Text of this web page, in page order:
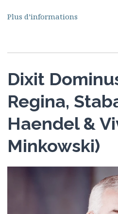
Plus d’informations
Dixit
Regina,
Haendel &
Minkowski)